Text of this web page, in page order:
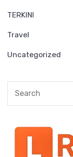
TERKINI
Travel
Uncategorized